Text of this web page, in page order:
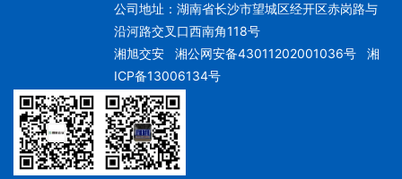
公司地址：湖南省长沙市望城区经开区赤岗路与
沿河路交叉口西南角118号
湘旭交安湘公网安备43011202001036号
湘
ICP备13006134号